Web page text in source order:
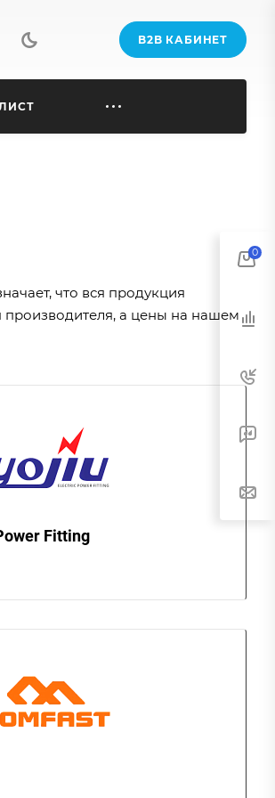
B2B КАБИНЕТ
что вся продукция
производителя, а цены на нашем
Fitting
0